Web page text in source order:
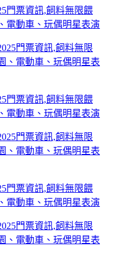
門票資訊,飼料無限餵
電動車、玩偶明星表演
門票資訊,飼料無限餵
電動車、玩偶明星表演
門票資訊,飼料無限餵
電動車、玩偶明星表演